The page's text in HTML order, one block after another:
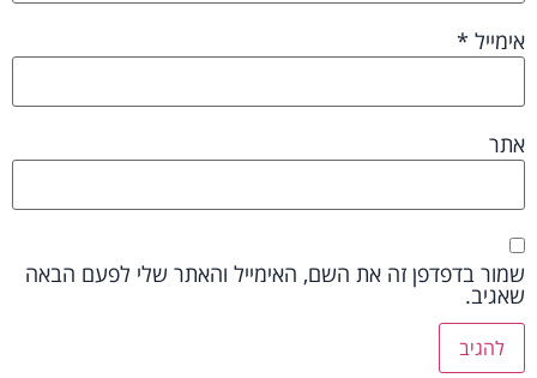
אימייל *
אתר
שמור בדפדפן זה את השם, האימייל והאתר שלי לפעם הבאה
שאגיב.